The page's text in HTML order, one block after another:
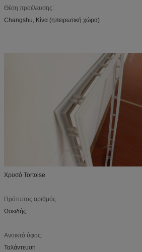
Θέση προέλευσης:
Changshu, Κίνα (ηπειρωτική χώρα)
Χρυσό Tortoise
Πρότυπος αριθμός:
Ωοειδής
Ανοικτό ύφος:
Ταλάντευση